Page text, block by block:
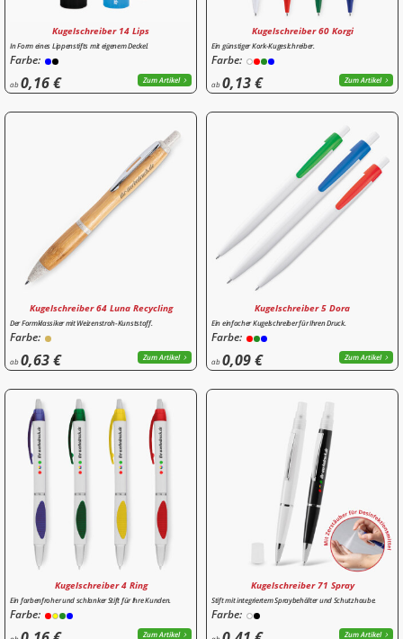
Kugelschreiber 14 Lips
In Form eines Lippenstifts mit eigenem Deckel.
Farbe:
ab0,16 € Zum Artikel
Kugelschreiber 60 Korgi
Ein günstiger Kork-Kugeslchreiber.
Farbe:
ab0,13 € Zum Artikel
Kugelschreiber 64 Luna Recycling
Der Formklassiker mit Weizenstroh-Kunststoff.
Farbe:
ab0,63 € Zum Artikel
Kugelschreiber 5 Dora
Ein einfacher Kugelschreiber für Ihren Druck.
Farbe:
ab0,09 € Zum Artikel
Kugelschreiber 4 Ring
Ein farbenfroher und schlanker Stift für Ihre Kunden.
Farbe:
Zum Artikel
Kugelschreiber 71 Spray
Stift mit integriertem Spraybehälter und Schutzhaube.
Farbe:
Zum Artikel